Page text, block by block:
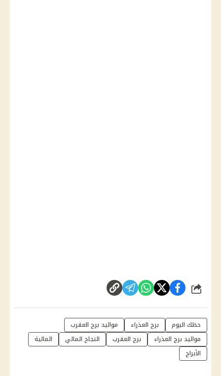
شارك
حظك اليوم برج العذراء
مواليد برج العقرب
مواليد برج العذراء
برج العقرب النجاح المالي
المالية
الأبراج